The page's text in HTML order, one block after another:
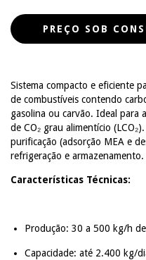
Sistema compacto e eficiente
de combustíveis contendo
gasolina ou carvão. Ideal para
de CO₂ grau alimentício
purificação (adsorção MEA e
refrigeração e armazenamento.
Características Técnicas:
Produção: 30 a 500 kg/h de
Capacidade: até 2.400 kg/